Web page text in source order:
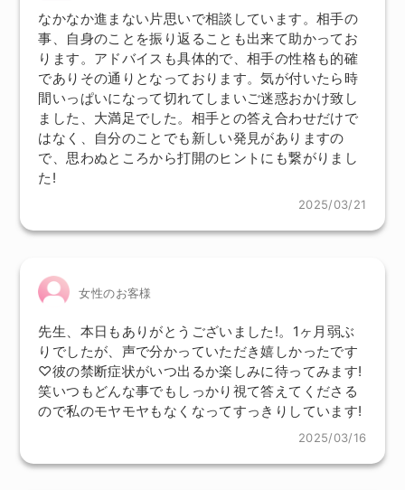
なかなか進まない片思いで相談しています。相手の
事、自身のことを振り返ることも出来て助かってお
ります。アドバイスも具体的で、相手の性格も的確
でありその通りとなっております。気が付いたら時
間いっぱいになって切れてしまいご迷惑おかけ致し
ました、大満足でした。相手との答え合わせだけで
はなく、自分のことでも新しい発見がありますの
で、思わぬところから打開のヒントにも繋がりまし
た!
2025/03/21
女性のお客様
先生、本日もありがとうございました!。1ヶ月弱ぶ
りでしたが、声で分かっていただき嬉しかったです
♡彼の禁断症状がいつ出るか楽しみに待ってみます!
笑いつもどんな事でもしっかり視て答えてくださる
ので私のモヤモヤもなくなってすっきりしています!
2025/03/16